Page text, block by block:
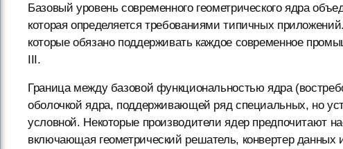
Базовый уровень современного геометрического ядра
которая определяется требованиями типичных
которые обязано поддерживать каждое современное
III.
Граница между базовой функциональностью ядра
оболочкой ядра, поддерживающей ряд специальных, но
условной. Некоторые производители ядер предпочитают
включающая геометрический решатель, конвертер